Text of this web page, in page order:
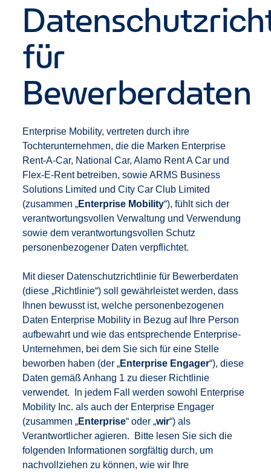
für
Bewerberdaten
Enterprise Mobility, vertreten durch ihre
Tochterunternehmen, die die Marken Enterprise
Rent-A-Car, National Car, Alamo Rent A Car und
Flex-E-Rent betreiben, sowie ARMS Business
Solutions Limited und City Car Club Limited
(zusammen „Enterprise Mobility“), fühlt sich der
verantwortungsvollen Verwaltung und Verwendung
sowie dem verantwortungsvollen Schutz
personenbezogener Daten verpflichtet.
Mit dieser Datenschutzrichtlinie für Bewerberdaten
(diese „Richtlinie“) soll gewährleistet werden, dass
Ihnen bewusst ist, welche personenbezogenen
Daten Enterprise Mobility in Bezug auf Ihre Person
aufbewahrt und wie das entsprechende Enterprise-
Unternehmen, bei dem Sie sich für eine Stelle
beworben haben (der „Enterprise Engager“), diese
Daten gemäß Anhang 1 zu dieser Richtlinie
verwendet. In jedem Fall werden sowohl Enterprise
Mobility Inc. als auch der Enterprise Engager
(zusammen „Enterprise“ oder „wir“) als
Verantwortlicher agieren. Bitte lesen Sie sich die
folgenden Informationen sorgfältig durch, um
nachvollziehen zu können, wie wir Ihre